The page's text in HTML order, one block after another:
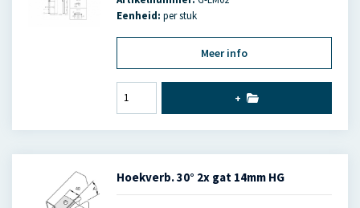
Eenheid: per stuk
Meer info
+
Hoekverb. 30° 2x gat 14mm HG